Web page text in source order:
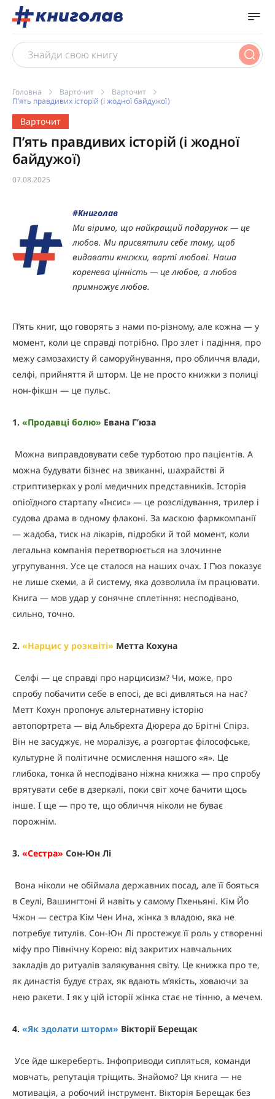
Головна Варточит
Варточит
П’ять правдивих історій (і жодної байдужої)
Варточит
П’ять правдивих історій (і жодної
байдужої)
07.08.2025
#Книголав
Ми віримо, що найкращий подарунок — це
любов. Ми присвятили себе тому, щоб
видавати книжки, варті любові. Наша
коренева цінність — це любов, а любов
примножує любов.
П’ять книг, що говорять з нами по-різному, але кожна — у
момент, коли це справді потрібно. Про злет і падіння, про
межу самозахисту й саморуйнування, про обличчя влади,
селфі, прийняття й шторм. Це не просто книжки з полиці
нон-фікшн — це пульс.
1. «Продавці болю» Евана Г’юза
Можна виправдовувати себе турботою про пацієнтів. А
можна будувати бізнес на звиканні, шахрайстві й
стриптизерках у ролі медичних представників. Історія
опіоїдного стартапу «Інсис» — це розслідування, трилер і
судова драма в одному флаконі. За маскою фармкомпанії
— жадоба, тиск на лікарів, підробки й той момент, коли
легальна компанія перетворюється на злочинне
угрупування. Усе це сталося на наших очах. І Г’юз показує
не лише схеми, а й систему, яка дозволила їм працювати.
Книга — мов удар у сонячне сплетіння: несподівано,
сильно, точно.
2. «Нарцис у розквіті» Метта Кохуна
Селфі — це справді про нарцисизм? Чи, може, про
спробу побачити себе в епосі, де всі дивляться на нас?
Метт Кохун пропонує альтернативну історію
автопортрета — від Альбрехта Дюрера до Брітні Спірз.
Він не засуджує, не моралізує, а розгортає філософське,
культурне й політичне осмислення нашого «я». Це
глибока, тонка й несподівано ніжна книжка — про спробу
врятувати себе в дзеркалі, поки світ хоче бачити щось
інше. І ще — про те, що обличчя ніколи не буває
порожнім.
3. «Сестра» Сон-Юн Лі
Вона ніколи не обіймала державних посад, але її бояться
в Сеулі, Вашингтоні й навіть у самому Пхеньяні. Кім Йо
Чжон — сестра Кім Чен Ина, жінка з владою, яка не
потребує титулів. Сон-Юн Лі простежує її роль у створенні
міфу про Північну Корею: від закритих навчальних
закладів до ритуалів залякування світу. Це книжка про те,
як династія будує страх, як вдають м’якість, ховаючи за
нею ракети. І як у цій історії жінка стає не тінню, а мечем.
4. «Як здолати шторм» Вікторії Берещак
Усе йде шкереберть. Інфоприводи сипляться, команди
мовчать, репутація тріщить. Знайомо? Ця книга — не
мотивація, а робочий інструмент. Вікторія Берещак без